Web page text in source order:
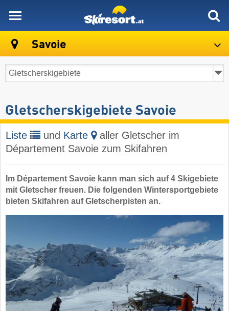
Savoie
Gletscherskigebiete Savoie
Liste und Karte
aller Gletscher im
Département Savoie zum Skifahren
Im Département Savoie kann man sich auf 4 Skigebiete
mit Gletscher freuen. Die folgenden Wintersportgebiete
bieten Skifahren auf Gletscherpisten an.